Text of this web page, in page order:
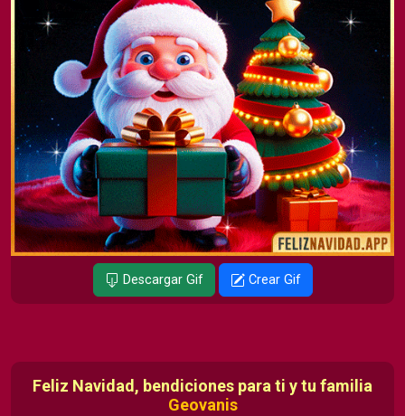
Descargar Gif Crear Gif
Feliz Navidad, bendiciones para ti y tu familia
Geovanis